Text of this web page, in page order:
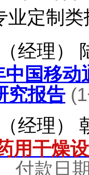
业定制类
经理）
国移
究报告(1
经理）
用干燥
付款日